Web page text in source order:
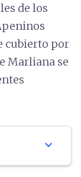
de los
cubierto por
Marliana se
expand_more